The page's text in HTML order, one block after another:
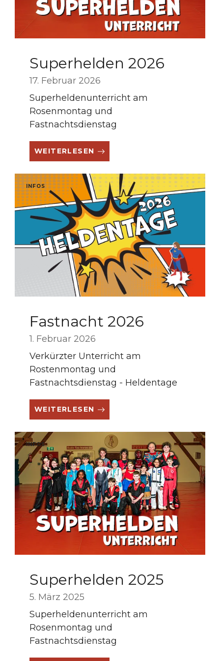
Superhelden 2026
17. Februar 2026
Superheldenunterricht am
Rosenmontag und
Fastnachtsdienstag
WEITERLESEN
INFOS
Fastnacht 2026
1. Februar 2026
Verkürzter Unterricht am
Rostenmontag und
Fastnachtsdienstag - Heldentage
WEITERLESEN
INFOS
Superhelden 2025
5. März 2025
Superheldenunterricht am
Rosenmontag und
Fastnachtsdienstag